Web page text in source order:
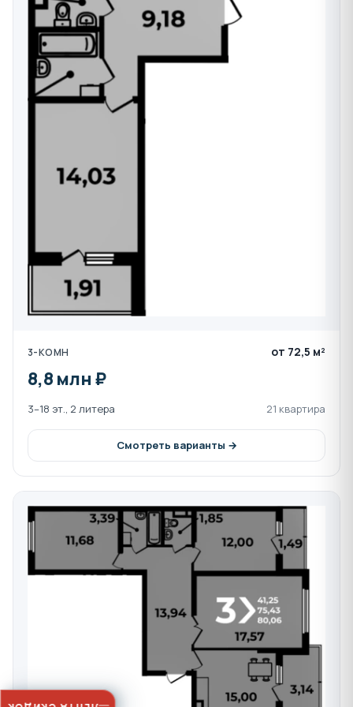
3-КОМН от 72,5 м²
8,8 млн ₽
3–18 эт., 2 литера 21 квартира
Смотреть варианты →